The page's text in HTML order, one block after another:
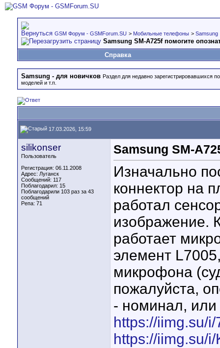
GSM Форум - GSMForum.SU > Мобильные телефоны > Samsung
Samsung SM-A725f помогите
Справка
Samsung - для новичков Раздел для недавно зарегистрировавшихся
моделей и т.п.
17.03.2026, 15:59
silikonser
Пользователь
Регистрация: 06.11.2008
Адрес: Луганск
Сообщений: 117
Поблагодарил: 15
Поблагодарили 103 раз за 43
сообщений
Репа: 71
Samsung SM-
Изначально
коннектор на
работал
изображение.
работает
элемент
микрофона
пожалуйста,
- номинал, или
https://iimg.su/
https://iimg.su/